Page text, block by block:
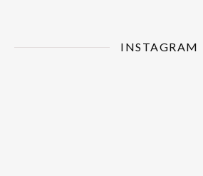
INSTAGRAM